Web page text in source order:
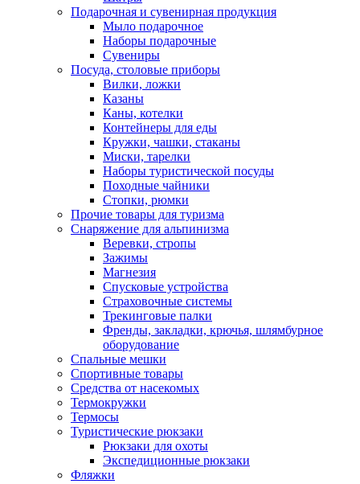
Подарочная и сувенирная продукция
Мыло подарочное
Наборы подарочные
Сувениры
Посуда, столовые приборы
Вилки, ложки
Казаны
Каны, котелки
Контейнеры для еды
Кружки, чашки, стаканы
Миски, тарелки
Наборы туристической посуды
Походные чайники
Стопки, рюмки
Прочие товары для туризма
Снаряжение для альпинизма
Веревки, стропы
Зажимы
Магнезия
Спусковые устройства
Страховочные системы
Трекинговые палки
Френды, закладки, крючья, шлямбурное
оборудование
Спальные мешки
Спортивные товары
Средства от насекомых
Термокружки
Термосы
Туристические рюкзаки
Рюкзаки для охоты
Экспедиционные рюкзаки
Фляжки